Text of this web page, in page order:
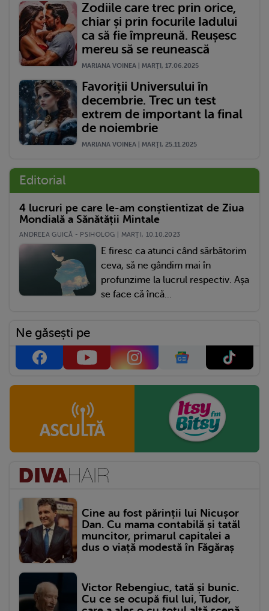
Zodiile care trec prin orice,
chiar și prin focurile Iadului
ca să fie împreună. Reușesc
mereu să se reunească
MARIANA VOINEA | MARŢI, 17.06.2025
Favoriții Universului în
decembrie. Trec un test
extrem de important la final
de noiembrie
MARIANA VOINEA | MARŢI, 25.11.2025
Editorial
4 lucruri pe care le-am conștientizat de Ziua
Mondială a Sănătății Mintale
ANDREEA GUICĂ - PSIHOLOG | MARŢI, 10.10.2023
E firesc ca atunci când sărbătorim
ceva, să ne gândim mai în
profunzime la lucrul respectiv. Așa
se face că încă...
Ne găsești pe
Cine au fost părinții lui Nicușor
Dan. Cu mama contabilă și tatăl
muncitor, primarul capitalei a
dus o viață modestă în Făgăraș
Victor Rebengiuc, tată și bunic.
Cu ce se ocupă fiul lui, Tudor,